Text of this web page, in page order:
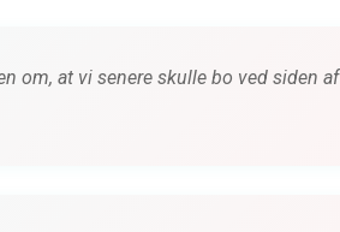
om, at vi senere skulle bo ved siden af